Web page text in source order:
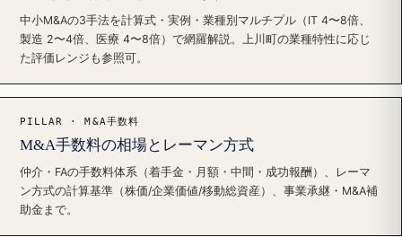
中小M&Aの3手法を計算式・実例・業種別マルチプル（IT 4〜8倍、
製造 2〜4倍、医療 4〜8倍）で網羅解説。上川町の業種特性に応じ
た評価レンジも参照可。
PILLAR · M&A手数料
M&A手数料の相場とレーマン方式
仲介・FAの手数料体系（着手金・月額・中間・成功報酬）、レーマ
ン方式の計算基準（株価/企業価値/移動総資産）、事業承継・M&A補
助金まで。